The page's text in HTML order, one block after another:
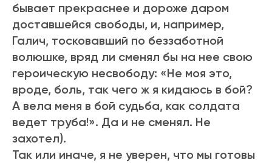
бывает прекраснее и дороже даром
доставшейся свободы, и, например,
Галич, тосковавший по беззаботной
волюшке, вряд ли сменял бы на нее свою
героическую несвободу: «Не моя это,
вроде, боль, так чего ж я кидаюсь в бой?
А вела меня в бой судьба, как солдата
ведет труба!». Да и не сменял. Не
захотел).
Так или иначе, я не уверен, что мы готовы